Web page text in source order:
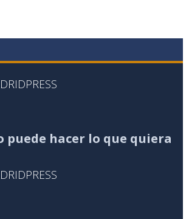
puede hacer lo que quiera